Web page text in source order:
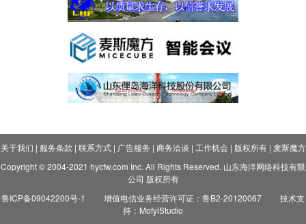
关于我们 | 服务条款 | 联系方式| 广告服务 | 商务洽谈 | 工作机会| 版权所有| 麦斯魔方
Copyright © 2004-2021 hycfw.com Inc. All Rights Reserved. 山东海洋网络科技有限
公司 版权所有
鲁ICP备09042200号-1
增值电信业务经营许可证：鲁B2-20120067
技术支
持：MofyiStudio